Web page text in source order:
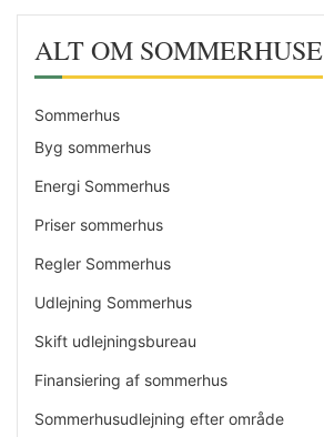
ALT OM SOMMERHUSE
Sommerhus
Byg sommerhus
Energi Sommerhus
Priser sommerhus
Regler Sommerhus
Udlejning Sommerhus
Skift udlejningsbureau
Finansiering af sommerhus
Sommerhusudlejning efter område